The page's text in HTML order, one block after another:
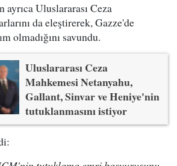
Uluslararası Ceza
da eleştirerek, Gazze'de
olmadığını savundu.
Uluslararası Ceza
Mahkemesi Netanyahu,
Gallant, Sinvar ve Heniye'nin
tutuklanmasını istiyor